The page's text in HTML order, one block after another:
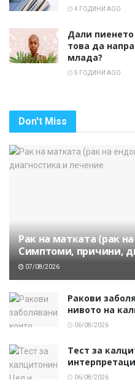
4 ГОДИНИ AGO
Дали
това да
млада?
5 ГОДИНИ AGO
Don't Miss
Рак на матката (рак
Симптоми, причини,
07/08/2026
Ракови
нивото на
06/08/2026
Тест за
06/08/2026